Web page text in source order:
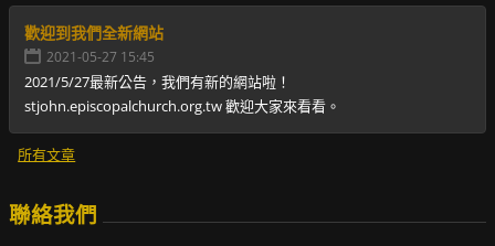
歡迎到我們全新網站
2021-05-27 15:45
2021/5/27最新公告，我們有新的網站啦！
stjohn.episcopalchurch.org.tw 歡迎大家來看看。
所有文章
聯絡我們